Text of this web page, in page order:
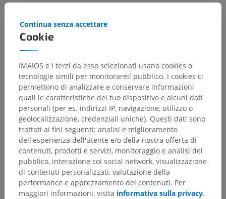
Selective excitation of fat
The selective excitation technique can also be used to
suppress the water signal, with for example, a
combination of pulses 1:-1 (+45° then -45°) that only flips
fat magnetization in the transverse plane.
PRECEDENTE SUCCESSIVO
SOMMARIO DEL CAPITOLO
Cookie
Continua senza accettare
IMAIOS e i terzi da esso selezionati usano cookies o
tecnologie simili per monitorareil pubblico. I cookies ci
permettono di analizzare e conservare informazioni
quali le caratteristiche del tuo dispositivo e alcuni dati
personali (per es. indirizzi IP, navigazione, utilizzo o
geolocalizzazione, credenziali uniche). Questi dati sono
trattati ai fini seguenti: analisi e miglioramento
dell'esperienza dell'utente e/o della nostra offerta di
contenuti, prodotti e servizi, monitoraggio e analisi del
pubblico, interazione coi social network, visualizzazione
di contenuti personalizzati, valutazione della
performance e apprezzamento dei contenuti. Per
maggiori informazioni, visita informativa sulla privacy.